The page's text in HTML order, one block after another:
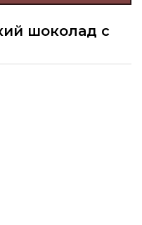
шоколад с